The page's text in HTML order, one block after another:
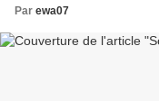
Par ewa07